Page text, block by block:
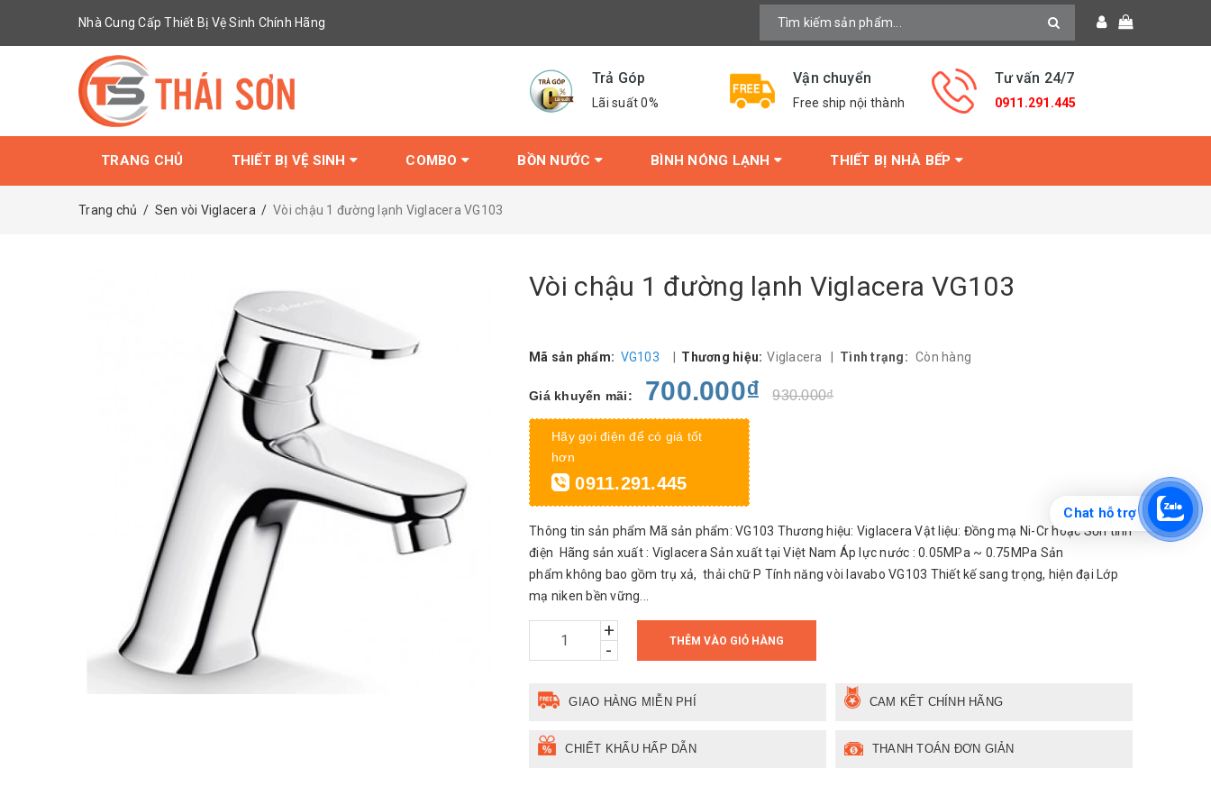
Nhà Cung Cấp Thiết Bị Vệ Sinh Chính Hãng
Trả Góp
Lãi suất 0%
Vận chuyển
Free ship nội thành
Tư vấn 24/7
0911.291.445
TRANG CHỦ THIẾT BỊ VỆ SINH COMBO BỒN NƯỚC BÌNH NÓNG LẠNH THIẾT BỊ NHÀ BẾP
Trang chủ / Sen vòi Viglacera / Vòi chậu 1 đường lạnh Viglacera VG103
Vòi chậu 1 đường lạnh Viglacera VG103
Mã sản phẩm: VG103 Thương hiệu: Viglacera Tình trạng: Còn hàng
Giá khuyến mãi: 700.000₫ 930.000₫
Hãy gọi điện để có giá tốt
hơn
0911.291.445
Thông tin sản phẩm Mã sản phẩm: VG103 Thương hiệu: Viglacera Vật liệu: Đồng mạ Ni-Cr hoặc Sơn tĩnh
điện Hãng sản xuất : Viglacera Sản xuất tại Việt Nam Áp lực nước : 0.05MPa ~ 0.75MPa Sản
phẩm không bao gồm trụ xả, thải chữ P Tính năng vòi lavabo VG103 Thiết kế sang trọng, hiện đại Lớp
mạ niken bền vững...
+
-
THÊM VÀO GIỎ HÀNG
GIAO HÀNG MIỄN PHÍ CAM KẾT CHÍNH HÃNG
CHIẾT KHẤU HẤP DẪN THANH TOÁN ĐƠN GIẢN
Chat hỗ trợ